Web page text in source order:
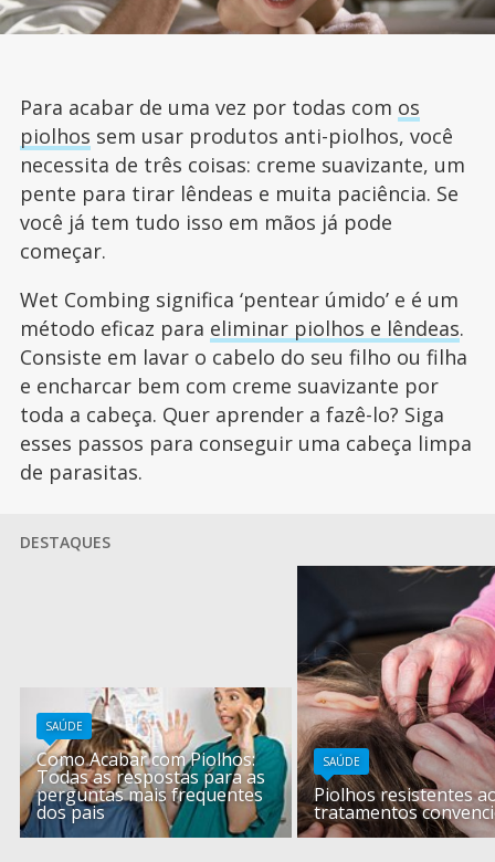
Para acabar de uma vez por todas com os
piolhos sem usar produtos anti-piolhos, você
necessita de três coisas: creme suavizante, um
pente para tirar lêndeas e muita paciência. Se
você já tem tudo isso em mãos já pode
começar.
Wet Combing significa ‘pentear úmido’ e é um
método eficaz para eliminar piolhos e lêndeas.
Consiste em lavar o cabelo do seu filho ou filha
e encharcar bem com creme suavizante por
toda a cabeça. Quer aprender a fazê-lo? Siga
esses passos para conseguir uma cabeça limpa
de parasitas.
DESTAQUES
SAÚDE
Como Acabar com Piolhos:
Todas as respostas para as
perguntas mais frequentes
dos pais
SAÚDE
Piolhos resistentes
tratamentos